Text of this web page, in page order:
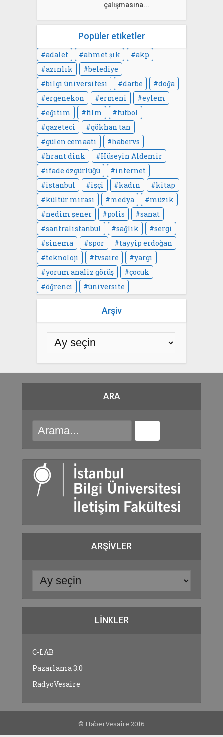
çalışmasına...
Popüler etiketler
adalet ahmet şık
akp
azınlık
belediye
bilgi üniversitesi
darbe
doğa
ergenekon
ermeni
eylem
eğitim
film
futbol
gazeteci
gökhan tan
gülen cemaati
habervs
hrant dink
Hüseyin Aldemir
ifade özgürlüğü
internet
istanbul
işçi kadın
kitap
kültür mirası
medya
müzik
nedim şener
polis
sanat
santralistanbul
sağlık
sergi
sinema
spor
tayyip erdoğan
teknoloji
tvsaire
yargı
yorum analiz görüş
çocuk
öğrenci
üniversite
Arşiv
ARA
ARŞIVLER
LINKLER
C-LAB
Pazarlama 3.0
RadyoVesaire
© HaberVesaire 2016